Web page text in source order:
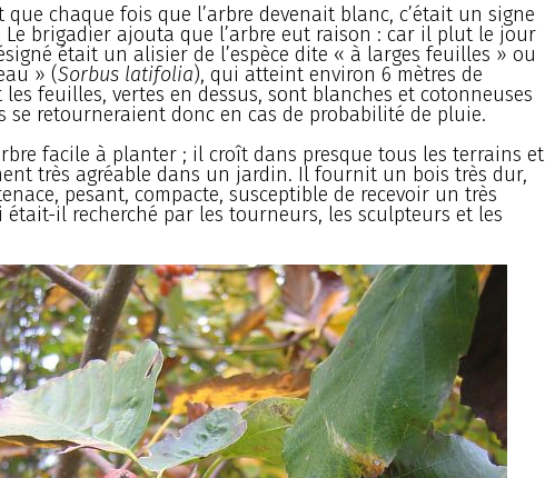
que chaque fois que l’arbre devenait blanc, c’était un signe
brigadier ajouta que l’arbre eut raison : car il plut le jour
était un alisier de l’espèce dite « à larges feuilles » ou
» (Sorbus latifolia), qui atteint environ 6 mètres de
feuilles, vertes en dessus, sont blanches et cotonneuses
se retourneraient donc en cas de probabilité de pluie.
facile à planter ; il croît dans presque tous les terrains et
très agréable dans un jardin. Il fournit un bois très dur,
pesant, compacte, susceptible de recevoir un très
était-il recherché par les tourneurs, les sculpteurs et les